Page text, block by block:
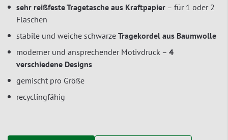
sehr reißfeste Tragetasche aus Kraftpapier – für 1 oder 2
Flaschen
stabile und weiche schwarze Tragekordel aus Baumwolle
moderner und ansprechender Motivdruck – 4
verschiedene Designs
gemischt pro Größe
recyclingfähig